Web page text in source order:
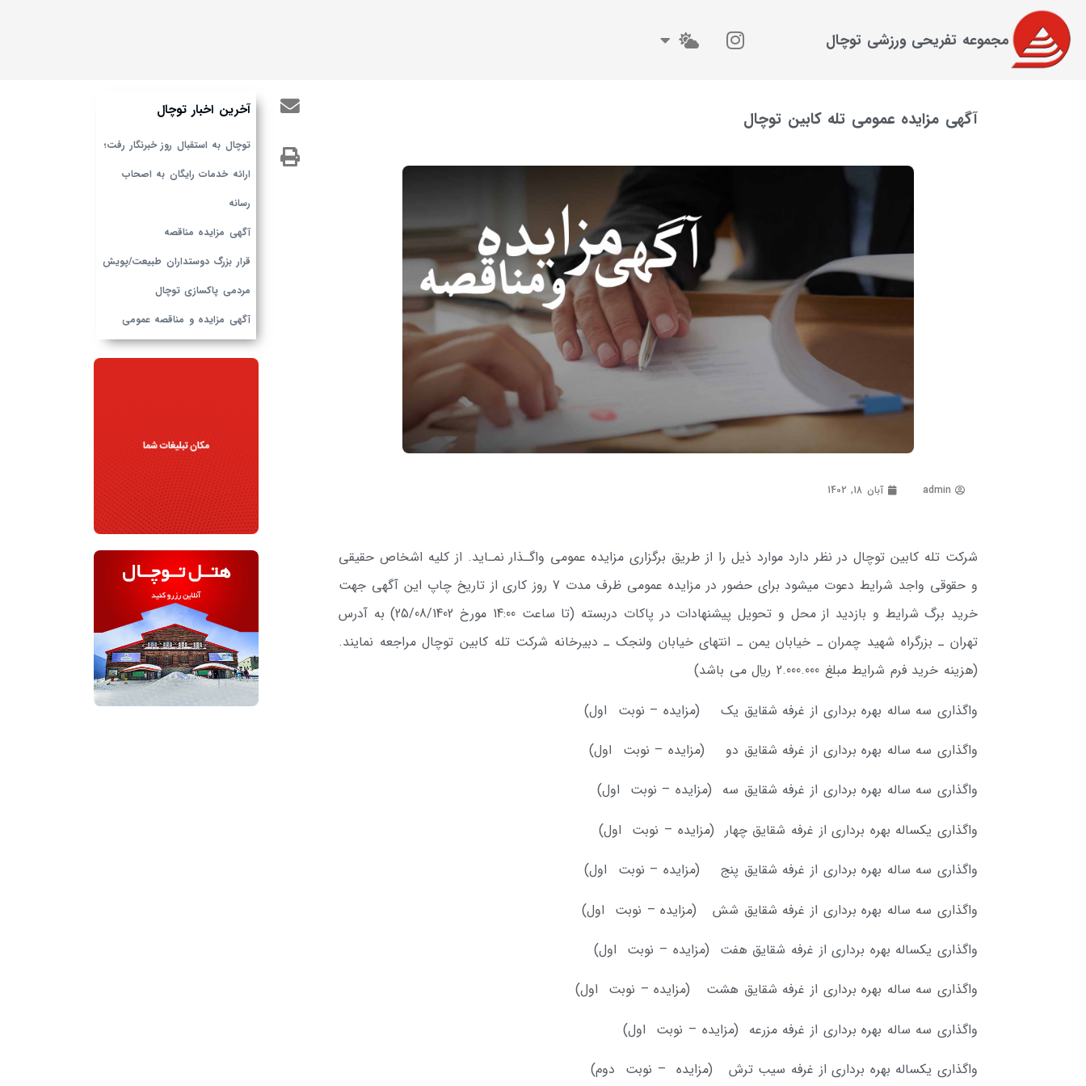
مجموعه تفریحی ورزشی توچال
آگهی مزایده عمومی تله کابین توچال
admin آبان 18, 1402
شرکت تله­ کابین توچال در نظر دارد موارد ذیل را از طریق برگزاری مزایده عمومی واگـذار نمـاید. از کلیه اشخاص حقیقی
و حقوقی واجد شرایط دعوت می­شود برای حضور در مزایده عمومی ظرف مدت 7 روز کاری از تاریخ چاپ این آگهی جهت
خرید برگ شرایط و بازدید از محل و تحویل پیشنهادات در پاکات دربسته (تا ساعت 14:00 مورخ 25/08/1402) به آدرس
تهران ـ بزرگراه شهید چمران ـ خیابان­ یمن ـ انتهای خیابان ولنجک ـ دبیرخانه شرکت تله­ کابین توچال مراجعه نمایند.
(هزینه خرید فرم شرایط مبلغ 2.000.000 ريال می باشد)
واگذاری سه ساله بهره برداری از غرفه شقایق یک (مزایده – نوبت اول)
واگذاری سه ساله بهره برداری از غرفه شقایق دو (مزایده – نوبت اول)
واگذاری سه ساله بهره برداری از غرفه شقایق سه (مزایده – نوبت اول)
واگذاری یکساله بهره برداری از غرفه شقایق چهار (مزایده – نوبت اول)
واگذاری سه ساله بهره برداری از غرفه شقایق پنج (مزایده – نوبت اول)
واگذاری سه ساله بهره برداری از غرفه شقایق شش (مزایده – نوبت اول)
واگذاری یکساله بهره برداری از غرفه شقایق هفت (مزایده – نوبت اول)
واگذاری سه ساله بهره برداری از غرفه شقایق هشت (مزایده – نوبت اول)
واگذاری سه ساله بهره برداری از غرفه مزرعه (مزایده – نوبت اول)
واگذاری یکساله بهره برداری از غرفه سیب ترش (مزایده – نوبت دوم)
آخرین اخبار توچال
توچال به استقبال روز خبرنگار رفت؛
ارائه خدمات رایگان به اصحاب
رسانه
آگهی مزایده مناقصه
قرار بزرگ دوستداران طبیعت/پویش
مردمی پاکسازی توچال
آگهی مزایده و مناقصه عمومی